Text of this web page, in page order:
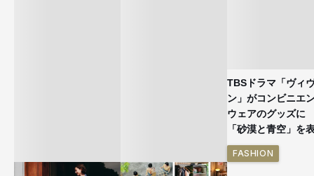
TBSドラマ「ヴィ
ン」がコンビニエ
ウェアのグッズ
「砂漠と青空」を
FASHION